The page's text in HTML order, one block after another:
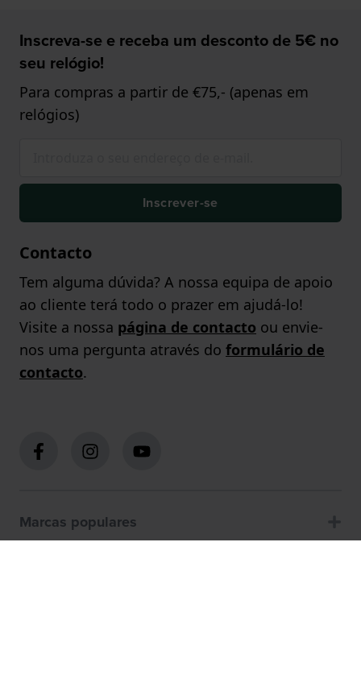
Inscreva-se e receba um desconto de 5€ no
seu relógio!
Para compras a partir de €75,- (apenas em
relógios)
Inscrever-se
Contacto
Tem alguma dúvida? A nossa equipa de apoio
ao cliente terá todo o prazer em ajudá-lo!
Visite a nossa página de contacto ou envie-
nos uma pergunta através do formulário de
contacto.
Marcas populares